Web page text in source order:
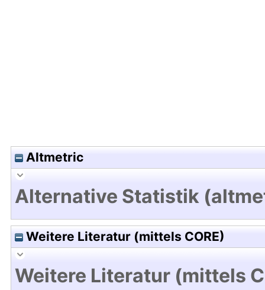
Altmetric
Alternative Statistik
Weitere Literatur (mittels CORE)
Weitere Literatur (mittels